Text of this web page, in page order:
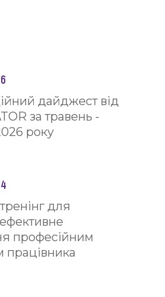
дайджест від
за травень -
року
для
професійним
працівника